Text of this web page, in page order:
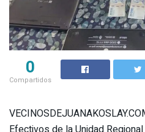
0
Compartidos